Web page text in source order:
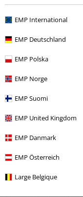
EMP International
EMP Deutschland
EMP Polska
EMP Norge
EMP Suomi
EMP United Kingdom
EMP Danmark
EMP Österreich
Large Belgique
och när du/ ni har på er
har bli väldigt glad när
Skicka kommentar
Klädmärken Smycken
Teman Gåvoidéer
Teman Basplagg